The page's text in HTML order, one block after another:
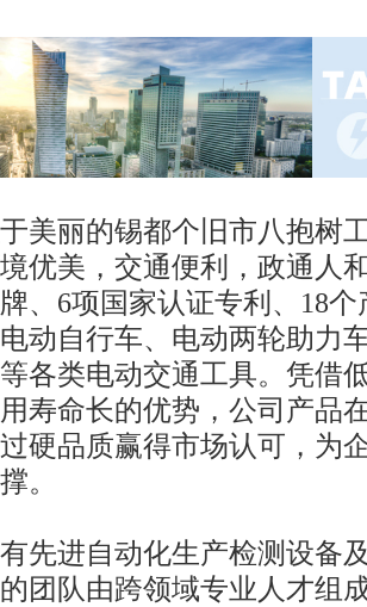
丽的锡都个旧市八抱树工
优美，交通便利，政通人
、6项国家认证专利、18
动自行车、电动两轮助力
各类电动交通工具。凭借
寿命长的优势，公司产品
硬品质赢得市场认可，为
。
进自动化生产检测设备
团队由跨领域专业人才组